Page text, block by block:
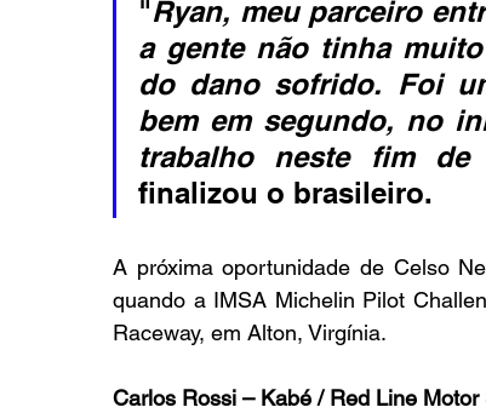
"Ryan, meu parceiro
a gente não tinha
do dano sofrido. Foi
bem em segundo, no
trabalho neste fim de
finalizou o brasileiro.
A próxima oportunidade de Celso
quando a IMSA Michelin Pilot
Raceway, em Alton, Virgínia.
Carlos Rossi – Kabé / Red Line Motor